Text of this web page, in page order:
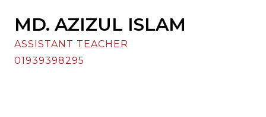
MD. AZIZUL ISLAM
ASSISTANT TEACHER
01939398295